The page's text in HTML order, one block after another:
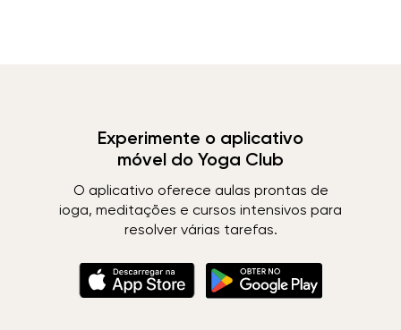
Experimente o aplicativo
móvel do Yoga Club
O aplicativo oferece aulas prontas de
ioga, meditações e cursos intensivos para
resolver várias tarefas.